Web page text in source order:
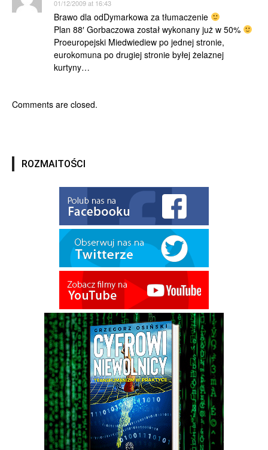
01/12/2009 at 16:43
Brawo dla odDymarkowa za tłumaczenie
Plan 88′ Gorbaczowa został wykonany już w 50%
Proeuropejski Miedwiediew po jednej stronie,
eurokomuna po drugiej stronie byłej żelaznej
kurtyny…
Comments are closed.
ROZMAITOŚCI